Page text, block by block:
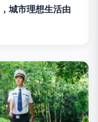
城市理想生活由